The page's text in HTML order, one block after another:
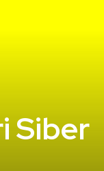
Siber